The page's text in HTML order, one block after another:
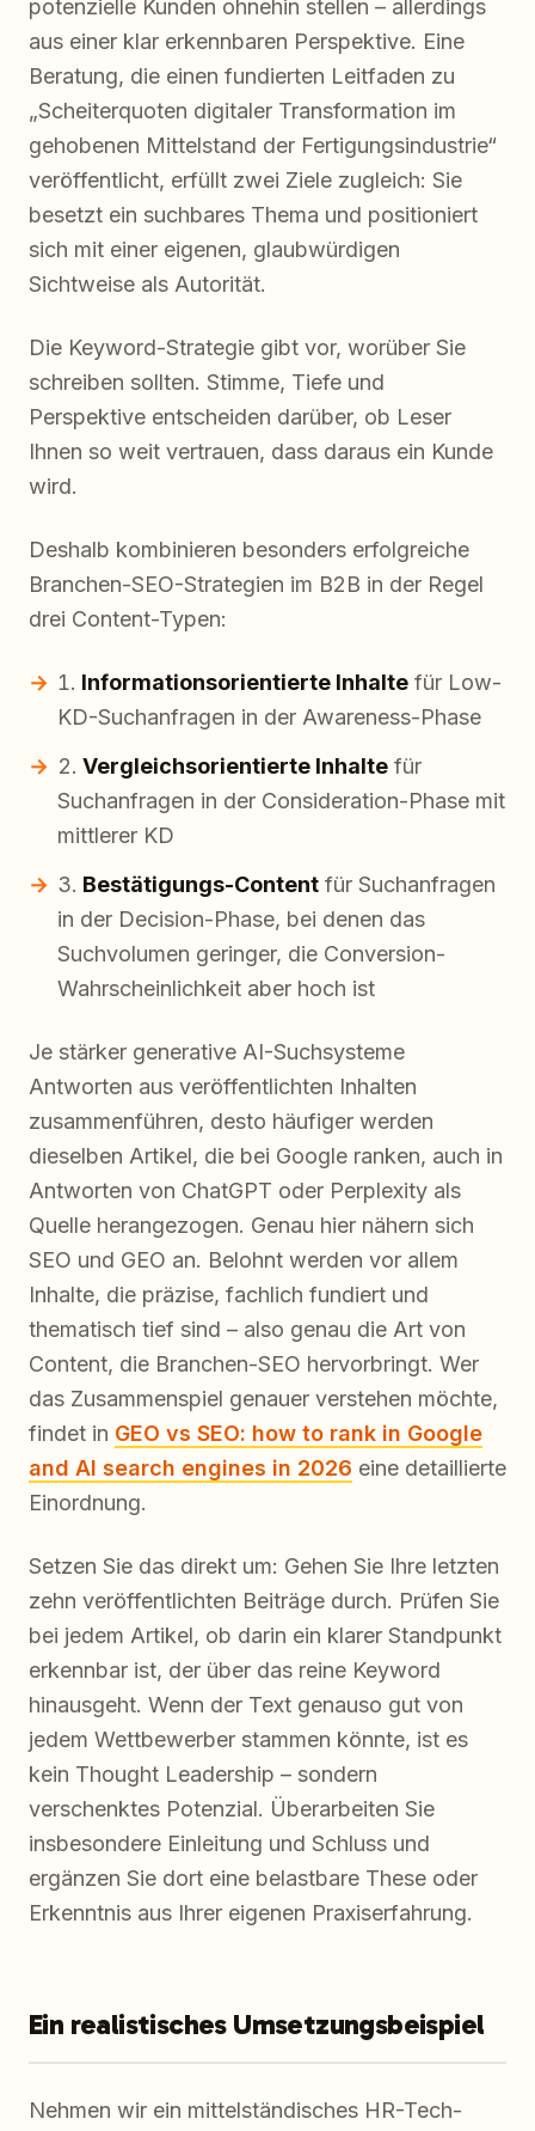
potenzielle Kunden ohnehin stellen – allerdings
aus einer klar erkennbaren Perspektive. Eine
Beratung, die einen fundierten Leitfaden zu
„Scheiterquoten digitaler Transformation im
gehobenen Mittelstand der Fertigungsindustrie“
veröffentlicht, erfüllt zwei Ziele zugleich: Sie
besetzt ein suchbares Thema und positioniert
sich mit einer eigenen, glaubwürdigen
Sichtweise als Autorität.
Die Keyword-Strategie gibt vor, worüber Sie
schreiben sollten. Stimme, Tiefe und
Perspektive entscheiden darüber, ob Leser
Ihnen so weit vertrauen, dass daraus ein Kunde
wird.
Deshalb kombinieren besonders erfolgreiche
Branchen-SEO-Strategien im B2B in der Regel
drei Content-Typen:
Informationsorientierte Inhalte für Low-
KD-Suchanfragen in der Awareness-Phase
Vergleichsorientierte Inhalte für
Suchanfragen in der Consideration-Phase mit
mittlerer KD
Bestätigungs-Content für Suchanfragen
in der Decision-Phase, bei denen das
Suchvolumen geringer, die Conversion-
Wahrscheinlichkeit aber hoch ist
Je stärker generative AI-Suchsysteme
Antworten aus veröffentlichten Inhalten
zusammenführen, desto häufiger werden
dieselben Artikel, die bei Google ranken, auch in
Antworten von ChatGPT oder Perplexity als
Quelle herangezogen. Genau hier nähern sich
SEO und GEO an. Belohnt werden vor allem
Inhalte, die präzise, fachlich fundiert und
thematisch tief sind – also genau die Art von
Content, die Branchen-SEO hervorbringt. Wer
das Zusammenspiel genauer verstehen möchte,
findet in GEO vs SEO: how to rank in Google
and AI search engines in 2026 eine detaillierte
Einordnung.
Setzen Sie das direkt um: Gehen Sie Ihre letzten
zehn veröffentlichten Beiträge durch. Prüfen Sie
bei jedem Artikel, ob darin ein klarer Standpunkt
erkennbar ist, der über das reine Keyword
hinausgeht. Wenn der Text genauso gut von
jedem Wettbewerber stammen könnte, ist es
kein Thought Leadership – sondern
verschenktes Potenzial. Überarbeiten Sie
insbesondere Einleitung und Schluss und
ergänzen Sie dort eine belastbare These oder
Erkenntnis aus Ihrer eigenen Praxiserfahrung.
Ein realistisches Umsetzungsbeispiel
Nehmen wir ein mittelständisches HR-Tech-